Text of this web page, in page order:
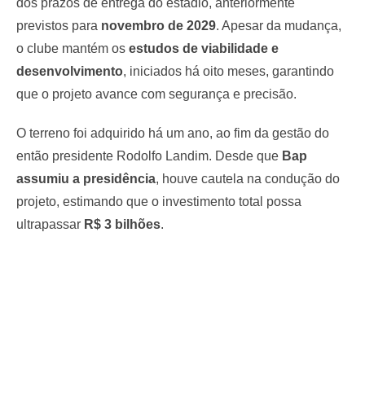
dos prazos de entrega do estádio, anteriormente
previstos para novembro de 2029. Apesar da mudança,
o clube mantém os estudos de viabilidade e
desenvolvimento, iniciados há oito meses, garantindo
que o projeto avance com segurança e precisão.
O terreno foi adquirido há um ano, ao fim da gestão do
então presidente Rodolfo Landim. Desde que Bap
assumiu a presidência, houve cautela na condução do
projeto, estimando que o investimento total possa
ultrapassar R$ 3 bilhões.